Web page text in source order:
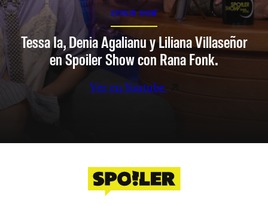
SPOILER SHOW
Tessa Ia, Denia Agalianu y Liliana Villaseñor
en Spoiler Show con Rana Fonk.
Ver en Youtube